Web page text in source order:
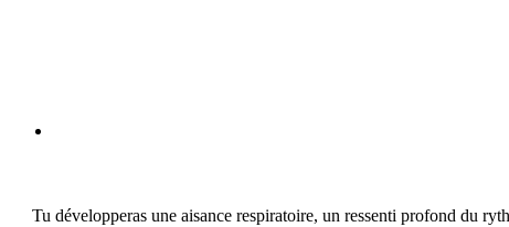
Tu développeras une aisance respiratoire, un ressenti profond du